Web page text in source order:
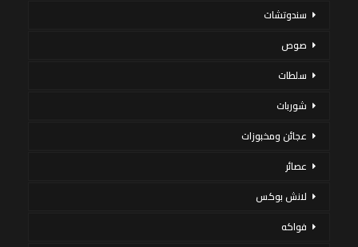
سندوتشات
صوص
سلطات
شوربات
عجائن ومخبوزات
عصائر
لانش بوكس
فواكه